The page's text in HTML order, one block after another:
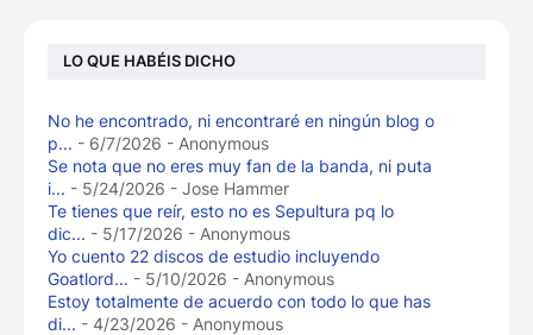
LO QUE HABÉIS DICHO
No he encontrado, ni encontraré en ningún blog o
p... - 6/7/2026 - Anonymous
Se nota que no eres muy fan de la banda, ni puta
i... - 5/24/2026 - Jose Hammer
Te tienes que reír, esto no es Sepultura pq lo
dic... - 5/17/2026 - Anonymous
Yo cuento 22 discos de estudio incluyendo
Goatlord... - 5/10/2026 - Anonymous
Estoy totalmente de acuerdo con todo lo que has
di... - 4/23/2026 - Anonymous